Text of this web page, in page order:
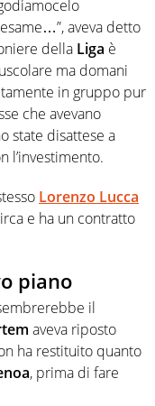
aveva detto
della Liga è
ma domani
in gruppo pur
che avevano
state disattese a
l’investimento.
Lorenzo Lucca
e ha un contratto
piano
il
aveva riposto
ha restituito quanto
, prima di fare